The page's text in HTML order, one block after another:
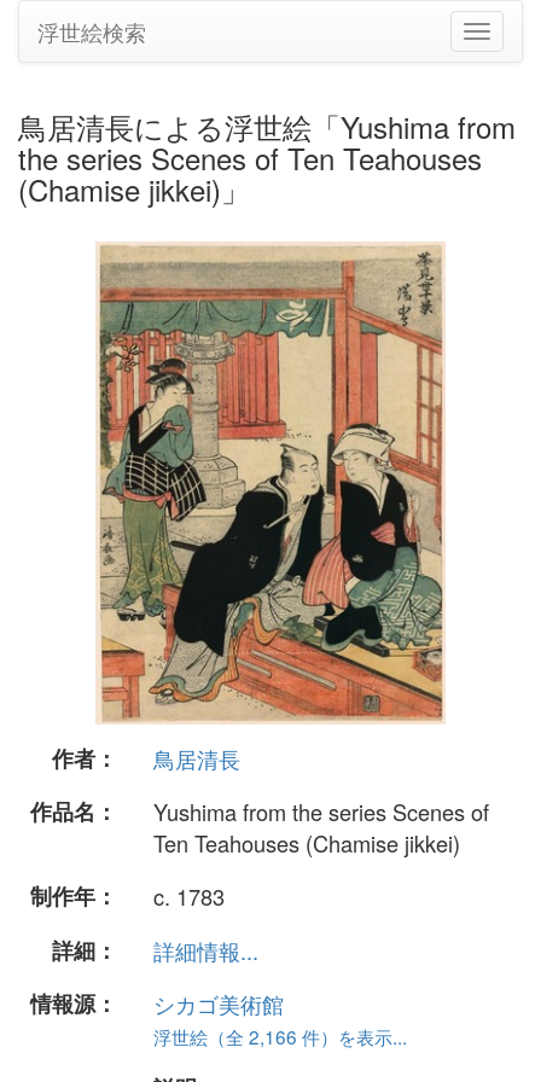
ナ
ビ
シ
ョ
浮世絵検索
鳥居清長による浮世絵「Yushima from
the series Scenes of Ten Teahouses
(Chamise jikkei)」
作者：
鳥居清長
作品名：
Yushima from the series Scenes of
Ten Teahouses (Chamise jikkei)
制作年：
c. 1783
詳細：
詳細情報...
情報源：
シカゴ美術館
浮世絵（全 2,166 件）を表示...